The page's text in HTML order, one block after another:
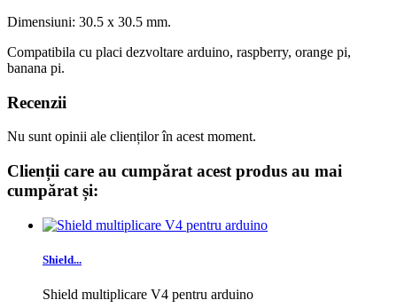
Dimensiuni: 30.5 x 30.5 mm.
Compatibila cu placi dezvoltare arduino, raspberry, orange pi,
banana pi.
Recenzii
Nu sunt opinii ale clienților în acest moment.
Clienții care au cumpărat acest produs au mai
cumpărat și:
Shield...
Shield multiplicare V4 pentru arduino